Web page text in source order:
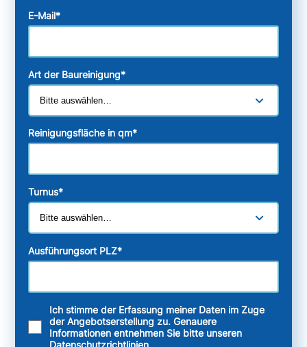
E-Mail*
Art der Baureinigung*
Reinigungsfläche in qm*
Turnus*
Ausführungsort PLZ*
Ich stimme der Erfassung meiner Daten im Zuge
der Angebotserstellung zu. Genauere
Informationen entnehmen Sie bitte unseren
Datenschutzrichtlinien.